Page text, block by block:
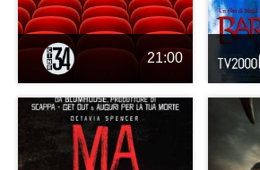
21:00